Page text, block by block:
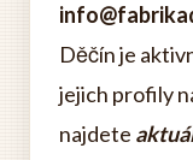
Děčín je
jejich profily
najdete